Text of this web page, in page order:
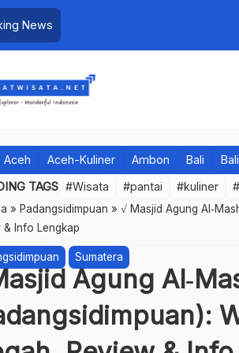
News
Aceh Aceh-Kuliner Ambon Bali
TAGS #Wisata #pantai #kuliner
» Padangsidimpuan » √ Masjid Agung
& Info Lengkap
Sumatera
Agung